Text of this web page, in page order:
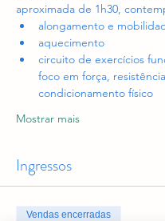
aproximada de 1h30,
alongamento e
aquecimento
circuito de exercícios
foco em força,
condicionamento físico
Mostrar mais
Ingressos
Vendas encerradas